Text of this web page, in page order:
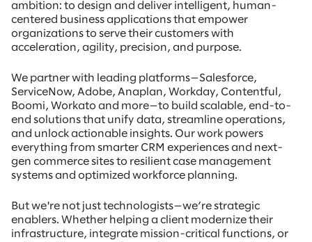
ambition: to design and deliver intelligent, human-
centered business applications that empower
organizations to serve their customers with
acceleration, agility, precision, and purpose.
We partner with leading platforms—Salesforce,
ServiceNow, Adobe, Anaplan, Workday, Contentful,
Boomi, Workato and more—to build scalable, end-to-
end solutions that unify data, streamline operations,
and unlock actionable insights. Our work powers
everything from smarter CRM experiences and next-
gen commerce sites to resilient case management
systems and optimized workforce planning.
But we're not just technologists—we’re strategic
enablers. Whether helping a client modernize their
infrastructure, integrate mission-critical functions, or